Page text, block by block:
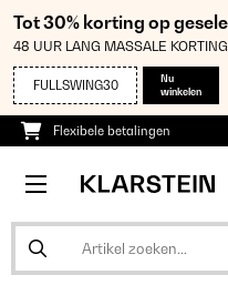
Tot 30% korting op
48 UUR LANG MASSALE
FULLSWING30
Nu
winkelen
Flexibele betalingen